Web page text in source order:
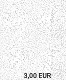
3,00 EUR